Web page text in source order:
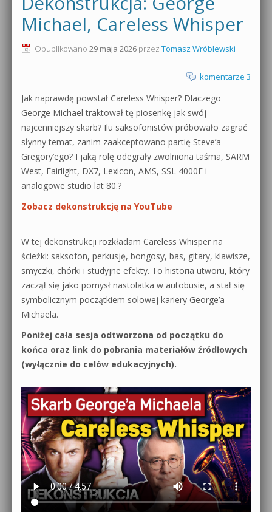
Produkcja muzyczna od podstaw
Sylenth1 od podstaw
Dubstep z syntezatorem Massive
Kontakt 5 Kompendium
Pakiety
0dB.pl - informacje
Newsletter
Archiwum aktualności
Polityka prywatności
Regulamin
Działanie sklepu internetowego
Wyszukiwanie
Michael, Careless Whisper
Opublikowano 29 maja 2026 przez Tomasz Wróblewski
komentarze 3
Jak naprawdę powstał Careless Whisper? Dlaczego
George Michael traktował tę piosenkę jak swój
najcenniejszy skarb? Ilu saksofonistów próbowało zagrać
słynny temat, zanim zaakceptowano partię Steve’a
Gregory’ego? I jaką rolę odegrały zwolniona taśma, SARM
West, Fairlight, DX7, Lexicon, AMS, SSL 4000E i
analogowe studio lat 80.?
Zobacz dekonstrukcję na YouTube
W tej dekonstrukcji rozkładam Careless Whisper na
ścieżki: saksofon, perkusję, bongosy, bas, gitary, klawisze,
smyczki, chórki i studyjne efekty. To historia utworu, który
zaczął się jako pomysł nastolatka w autobusie, a stał się
symbolicznym początkiem solowej kariery George’a
Michaela.
Poniżej cała sesja odtworzona od początku do
końca oraz link do pobrania materiałów źródłowych
(wyłącznie do celów edukacyjnych).